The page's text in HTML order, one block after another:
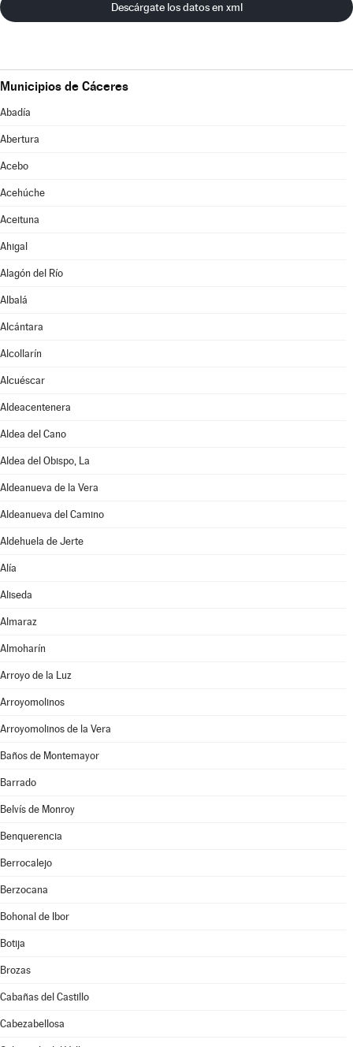
Descárgate los datos en xml
Municipios de Cáceres
Abadía
Abertura
Acebo
Acehúche
Aceituna
Ahigal
Alagón del Río
Albalá
Alcántara
Alcollarín
Alcuéscar
Aldeacentenera
Aldea del Cano
Aldea del Obispo, La
Aldeanueva de la Vera
Aldeanueva del Camino
Aldehuela de Jerte
Alía
Aliseda
Almaraz
Almoharín
Arroyo de la Luz
Arroyomolinos
Arroyomolinos de la Vera
Baños de Montemayor
Barrado
Belvís de Monroy
Benquerencia
Berrocalejo
Berzocana
Bohonal de Ibor
Botija
Brozas
Cabañas del Castillo
Cabezabellosa